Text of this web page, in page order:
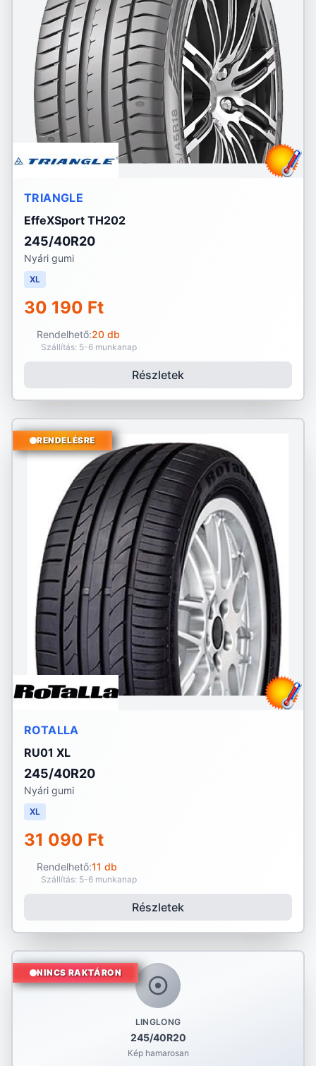
TRIANGLE
EffeXSport TH202
245/40R20
Nyári gumi
XL
30 190 Ft
Rendelhető:20 db
Szállítás: 5-6 munkanap
Részletek
RENDELÉSRE
ROTALLA
RU01 XL
245/40R20
Nyári gumi
XL
31 090 Ft
Rendelhető:11 db
Szállítás: 5-6 munkanap
Részletek
LINGLONG
245/40R20
Kép hamarosan
NINCS RAKTÁRON